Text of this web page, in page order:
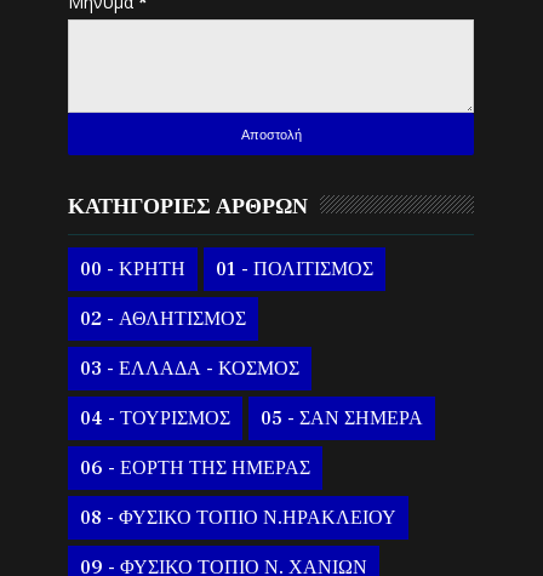
ΚΑΤΗΓΟΡΙΕΣ ΑΡΘΡΩΝ
00 - ΚΡΗΤΗ 01 - ΠΟΛΙΤΙΣΜΟΣ
02 - ΑΘΛΗΤΙΣΜΟΣ
03 - ΕΛΛΑΔΑ - ΚΟΣΜΟΣ
04 - ΤΟΥΡΙΣΜΟΣ 05 - ΣΑΝ ΣΗΜΕΡΑ
06 - ΕΟΡΤΗ ΤΗΣ ΗΜΕΡΑΣ
08 - ΦΥΣΙΚΟ ΤΟΠΙΟ Ν.ΗΡΑΚΛΕΙΟΥ
09 - ΦΥΣΙΚΟ ΤΟΠΙΟ Ν. ΧΑΝΙΩΝ